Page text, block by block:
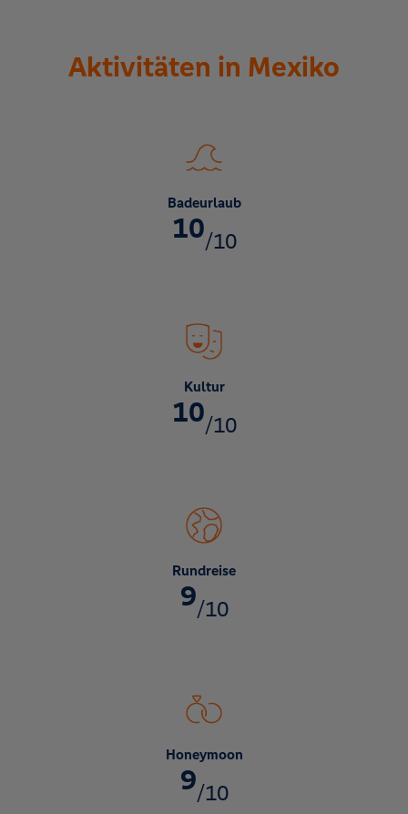
Aktivitäten in Mexiko
Badeurlaub
10/10
Kultur
10/10
Rundreise
9/10
Honeymoon
9/10